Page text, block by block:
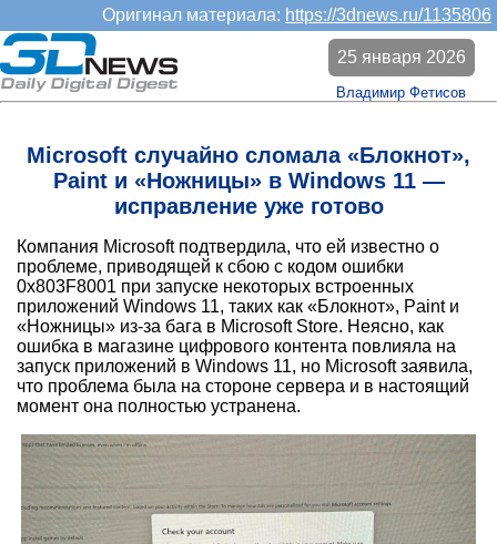
Оригинал материала: https://3dnews.ru/1135806
Microsoft случайно сломала «Блокнот»,
Paint и «Ножницы» в Windows 11 —
исправление уже готово
25 января 2026
Владимир Фетисов
Компания Microsoft подтвердила, что ей известно о
проблеме, приводящей к сбою с кодом ошибки
0x803F8001 при запуске некоторых встроенных
приложений Windows 11, таких как «Блокнот», Paint и
«Ножницы» из-за бага в Microsoft Store. Неясно, как
ошибка в магазине цифрового контента повлияла на
запуск приложений в Windows 11, но Microsoft заявила,
что проблема была на стороне сервера и в настоящий
момент она полностью устранена.